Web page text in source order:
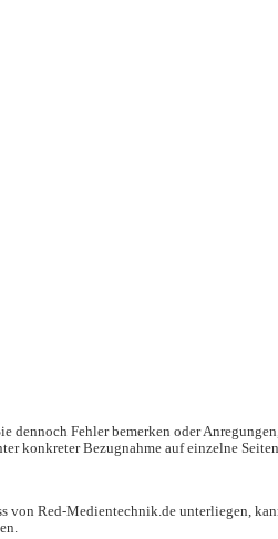
dennoch Fehler bemerken oder Anregungen,
konkreter Bezugnahme auf einzelne
von Red-Medientechnik.de unterliegen,